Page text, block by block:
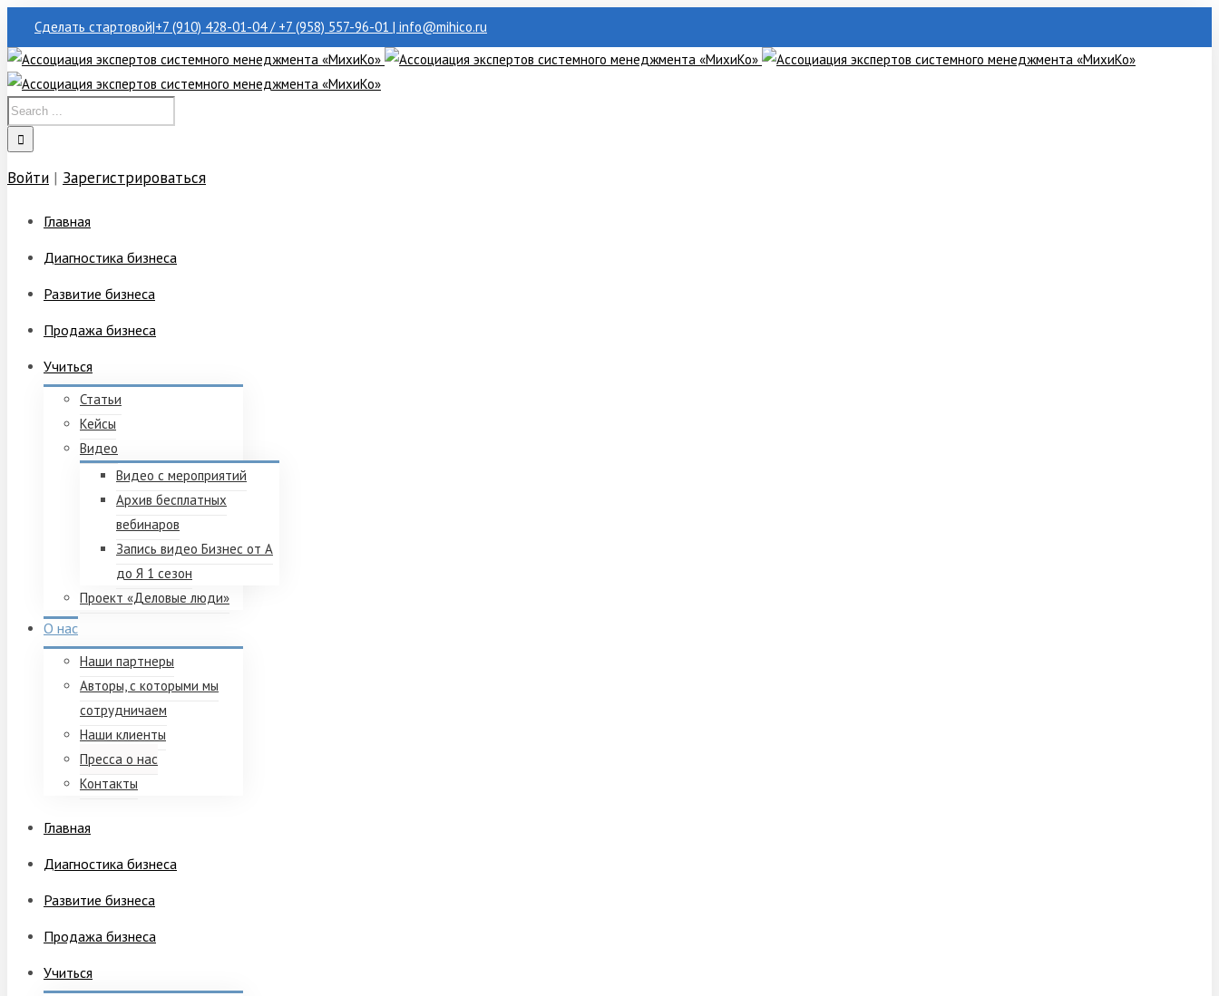
Сделать стартовой|+7 (910) 428-01-04 / +7 (958) 557-96-01 | info@mihico.ru
Войти | Зарегистрироваться
Главная
Диагностика бизнеса
Развитие бизнеса
Продажа бизнеса
Учиться
Статьи
Кейсы
Видео
Видео с мероприятий
Архив бесплатных
вебинаров
Запись видео Бизнес от А
до Я 1 сезон
Проект «Деловые люди»
О нас
Наши партнеры
Авторы, с которыми мы
сотрудничаем
Наши клиенты
Пресса о нас
Контакты
Главная
Диагностика бизнеса
Развитие бизнеса
Продажа бизнеса
Учиться